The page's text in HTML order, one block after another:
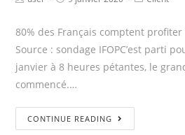
80% des Français comptent
Source : sondage IFOPC’est parti
janvier à 8 heures pétantes, le
commencé.…
CONTINUE READING